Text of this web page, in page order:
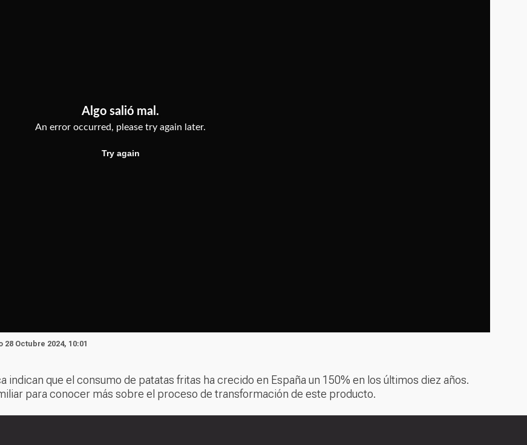
Octubre 2024, 10:01
indican que el consumo de patatas fritas ha crecido en España un 150% en los últimos diez años.
para conocer más sobre el proceso de transformación de este producto.